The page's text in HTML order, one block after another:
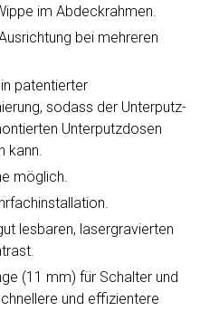
im Abdeckrahmen.
bei mehreren
patentierter
sodass der Unterputz-
Unterputzdosen
kann.
möglich.
lesbaren, lasergravierten
(11 mm) für Schalter und
und effizientere